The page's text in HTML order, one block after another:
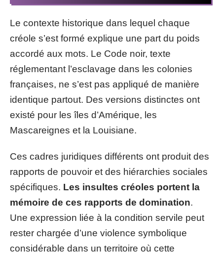
Le contexte historique dans lequel chaque
créole s’est formé explique une part du poids
accordé aux mots. Le Code noir, texte
réglementant l’esclavage dans les colonies
françaises, ne s’est pas appliqué de manière
identique partout. Des versions distinctes ont
existé pour les îles d’Amérique, les
Mascareignes et la Louisiane.
Ces cadres juridiques différents ont produit des
rapports de pouvoir et des hiérarchies sociales
spécifiques. Les insultes créoles portent la
mémoire de ces rapports de domination.
Une expression liée à la condition servile peut
rester chargée d’une violence symbolique
considérable dans un territoire où cette